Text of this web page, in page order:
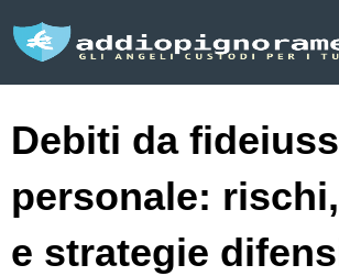
Debiti da
personale:
e strategie